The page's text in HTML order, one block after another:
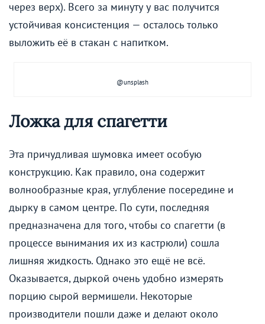
через верх). Всего за минуту у вас получится
устойчивая консистенция — осталось только
выложить её в стакан с напитком.
@unsplash
Ложка для спагетти
Эта причудливая шумовка имеет особую
конструкцию. Как правило, она содержит
волнообразные края, углубление посередине и
дырку в самом центре. По сути, последняя
предназначена для того, чтобы со спагетти (в
процессе вынимания их из кастрюли) сошла
лишняя жидкость. Однако это ещё не всё.
Оказывается, дыркой очень удобно измерять
порцию сырой вермишели. Некоторые
производители пошли даже и делают около